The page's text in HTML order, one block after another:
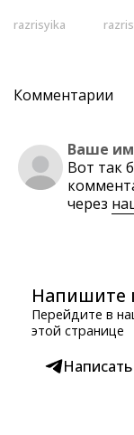
razrisyika
Комментарии
Ваше
Вот так
через
Напишите
Перейдите в
этой странице
Написать